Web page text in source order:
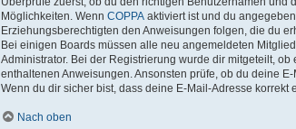
Möglichkeiten. Wenn COPPA aktiviert ist und du
Erziehungsberechtigten den Anweisungen folgen, die du
Bei einigen Boards müssen alle neu angemeldeten
Administrator. Bei der Registrierung wurde dir mitgeteilt,
enthaltenen Anweisungen. Ansonsten prüfe, ob du deine
Wenn du dir sicher bist, dass deine E-Mail-Adresse
Nach oben